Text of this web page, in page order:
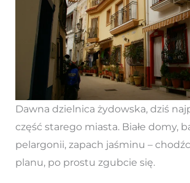
Dawna dzielnica żydowska, dziś
część starego miasta. Białe domy,
pelargonii, zapach jaśminu –
planu, po prostu zgubcie się.